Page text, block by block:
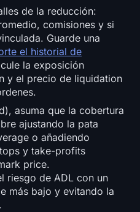
de la reducción:
comisiones y si
Guarde una
el historial de
la exposición
y el precio de liquidation
asuma que la cobertura
ajustando la pata
o añadiendo
y take-profits
price.
riesgo de ADL con un
más bajo y evitando la